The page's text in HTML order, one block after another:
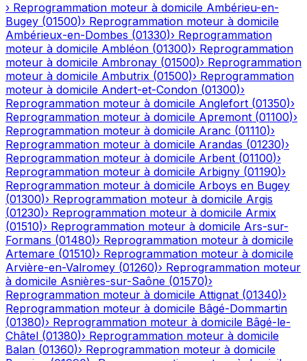
› Reprogrammation moteur à domicile Ambérieu-en-
Bugey (01500)› Reprogrammation moteur à domicile
Ambérieux-en-Dombes (01330)› Reprogrammation
moteur à domicile Ambléon (01300)› Reprogrammation
moteur à domicile Ambronay (01500)› Reprogrammation
moteur à domicile Ambutrix (01500)› Reprogrammation
moteur à domicile Andert-et-Condon (01300)›
Reprogrammation moteur à domicile Anglefort (01350)›
Reprogrammation moteur à domicile Apremont (01100)›
Reprogrammation moteur à domicile Aranc (01110)›
Reprogrammation moteur à domicile Arandas (01230)›
Reprogrammation moteur à domicile Arbent (01100)›
Reprogrammation moteur à domicile Arbigny (01190)›
Reprogrammation moteur à domicile Arboys en Bugey
(01300)› Reprogrammation moteur à domicile Argis
(01230)› Reprogrammation moteur à domicile Armix
(01510)› Reprogrammation moteur à domicile Ars-sur-
Formans (01480)› Reprogrammation moteur à domicile
Artemare (01510)› Reprogrammation moteur à domicile
Arvière-en-Valromey (01260)› Reprogrammation moteur
à domicile Asnières-sur-Saône (01570)›
Reprogrammation moteur à domicile Attignat (01340)›
Reprogrammation moteur à domicile Bâgé-Dommartin
(01380)› Reprogrammation moteur à domicile Bâgé-le-
Châtel (01380)› Reprogrammation moteur à domicile
Balan (01360)› Reprogrammation moteur à domicile